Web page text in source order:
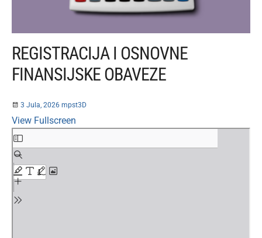
REGISTRACIJA I OSNOVNE
FINANSIJSKE OBAVEZE
3 Jula, 2026 mpst3D
View Fullscreen
Skip
to
PDF
content